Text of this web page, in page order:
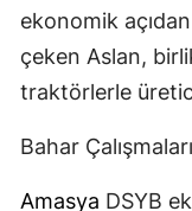
ekonomik
çeken Aslan,
traktörlerle
Bahar
Amasya DSYB